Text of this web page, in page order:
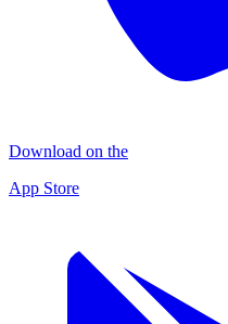
Download on the
App Store